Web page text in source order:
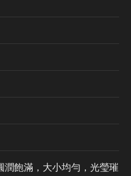
潤飽滿，大小均勻，光瑩璀